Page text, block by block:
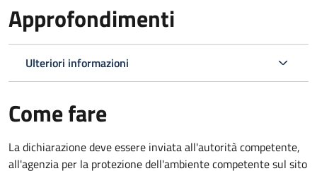
Approfondimenti
Ulteriori informazioni
Come fare
La dichiarazione deve essere inviata all'autorità competente,
all'agenzia per la protezione dell'ambiente competente sul sito